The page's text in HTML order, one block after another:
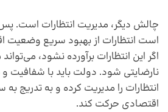
چالش دیگر، مدیریت انتظارات است.
است انتظارات از بهبود سریع وضعیت
اگر این انتظارات برآورده نشود،
نارضایتی شود. دولت باید با شفافیت و
انتظارات را مدیریت کرده و به تدریج
اقتصادی حرکت کند.